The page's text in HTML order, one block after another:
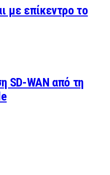
με επίκεντρο το
SD-WAN από τη